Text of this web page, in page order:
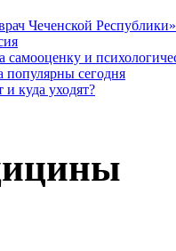
Чеченской Республики»
и
популярны сегодня
куда уходят?